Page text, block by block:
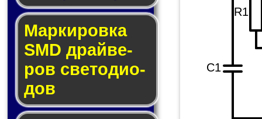
Маркировка
SMD драй­ве­
ров све­то­ди­о­
дов
C1
R1